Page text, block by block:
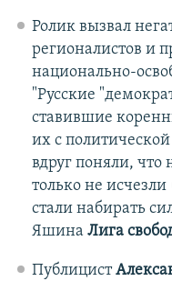
Ролик вызвал
регионалистов и
национально-
"Русские
ставившие
их с
вдруг поняли,
только не
стали набирать
Яшина Лига
Публицист